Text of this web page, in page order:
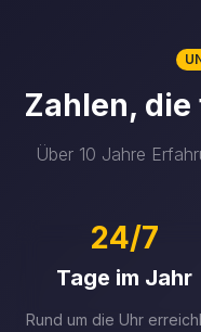
Zahlen,
Über 10 Jahre
24/7
Tage im Jahr
Rund um die Uhr